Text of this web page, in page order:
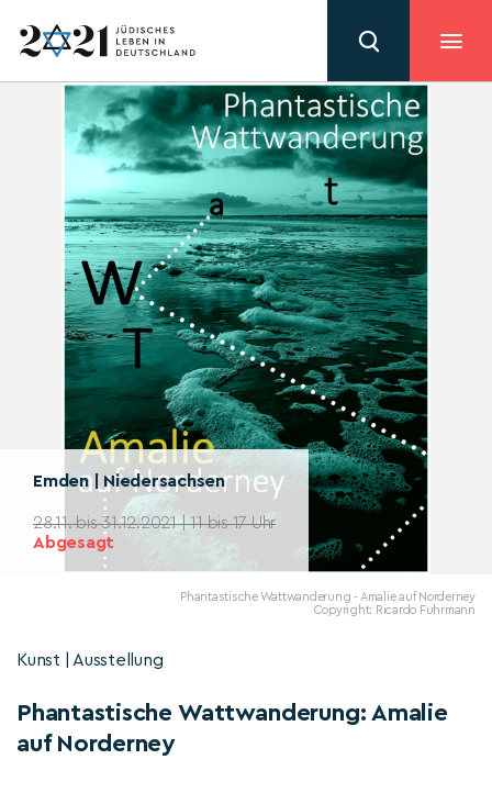
Emden | Niedersachsen
28.11. bis 31.12.2021 | 11 bis 17 Uhr
Abgesagt
Phantastische Wattwanderung - Amalie auf Norderney
Copyright: Ricardo Fuhrmann
Kunst | Ausstellung
Phantastische Wattwanderung: Amalie
auf Norderney